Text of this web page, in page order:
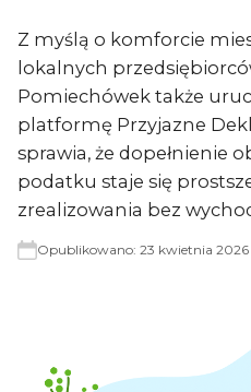
Z myślą o komforcie
lokalnych
Pomiechówek także
platformę Przyjazne
sprawia, że dopełnienie
podatku staje się
zrealizowania bez
Opublikowano: 23 kwietnia 2026